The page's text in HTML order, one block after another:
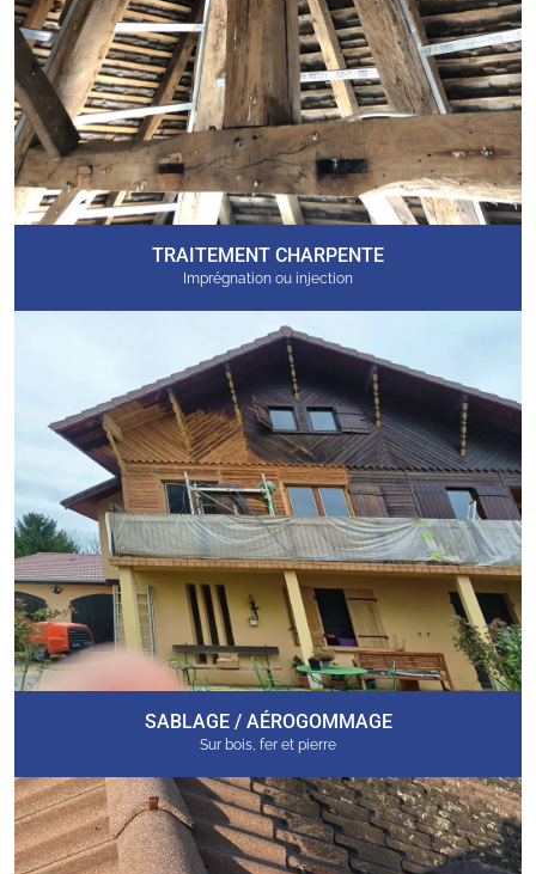
TRAITEMENT CHARPENTE
Imprégnation ou injection
SABLAGE / AÉROGOMMAGE
Sur bois, fer et pierre